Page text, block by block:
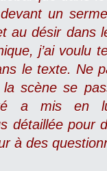
un
au désir dans
j’ai voulu
le texte. Ne
la scène se
a mis en
détaillée pour
à des